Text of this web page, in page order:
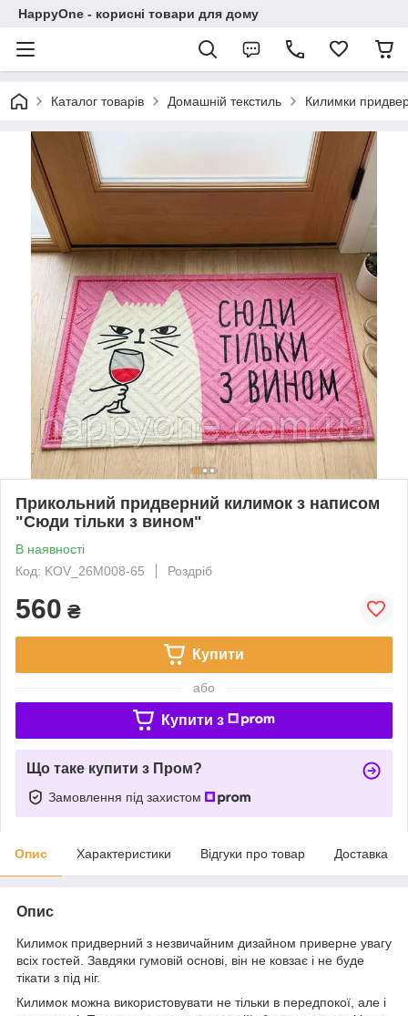
HappyOne - корисні товари для дому
Каталог товарів Домашній текстиль Килимки
Прикольний придверний килимок з написом
"Сюди тільки з вином"
В наявності
Код: KOV_26M008-65
Роздріб
560 ₴
Купити
або
Купити з
Що таке купити з Пром?
Замовлення під захистом
Опис Характеристики Відгуки про товар Доставка
Опис
Килимок придверний з незвичайним дизайном приверне увагу
всіх гостей. Завдяки гумовій основі, він не ковзає і не буде
тікати з під ніг.
Килимок можна використовувати не тільки в передпокої, але і